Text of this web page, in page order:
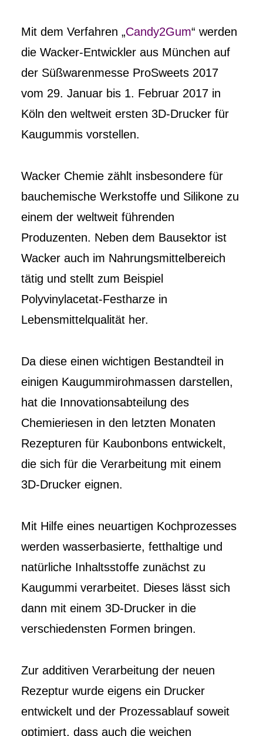
Mit dem Verfahren „Candy2Gum“ werden
die Wacker-Entwickler aus München auf
der Süßwarenmesse ProSweets 2017
vom 29. Januar bis 1. Februar 2017 in
Köln den weltweit ersten 3D-Drucker für
Kaugummis vorstellen.
Wacker Chemie zählt insbesondere für
bauchemische Werkstoffe und Silikone zu
einem der weltweit führenden
Produzenten. Neben dem Bausektor ist
Wacker auch im Nahrungsmittelbereich
tätig und stellt zum Beispiel
Polyvinylacetat-Festharze in
Lebensmittelqualität her.
Da diese einen wichtigen Bestandteil in
einigen Kaugummirohmassen darstellen,
hat die Innovationsabteilung des
Chemieriesen in den letzten Monaten
Rezepturen für Kaubonbons entwickelt,
die sich für die Verarbeitung mit einem
3D-Drucker eignen.
Mit Hilfe eines neuartigen Kochprozesses
werden wasserbasierte, fetthaltige und
natürliche Inhaltsstoffe zunächst zu
Kaugummi verarbeitet. Dieses lässt sich
dann mit einem 3D-Drucker in die
verschiedensten Formen bringen.
Zur additiven Verarbeitung der neuen
Rezeptur wurde eigens ein Drucker
entwickelt und der Prozessablauf soweit
optimiert, dass auch die weichen